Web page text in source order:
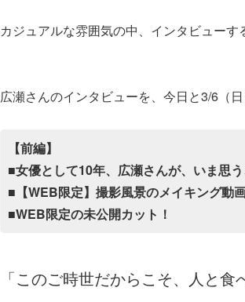
カジュアルな雰囲気の中、インタビュー
広瀬さんのインタビューを、今日と3/6（
【前編】
■女優として10年、広瀬さんが、いま思
■【WEB限定】撮影風景のメイキング動
■WEB限定の未公開カット！
「このご時世だからこそ、人と食